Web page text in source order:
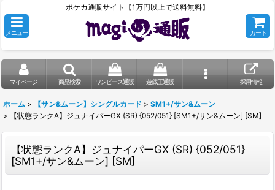
ポケカ通販サイト【1万円以上で送料無料】
メニュー カート
マイページ 商品検索 ワンピース通販 遊戯王通販 採用情報
ホーム > 【サン&ムーン】シングルカード > SM1+/サン&ムーン
>
【状態ランクA】ジュナイパーGX (SR) {052/051} [SM1+/サン&ムーン] [SM]
【状態ランクA】ジュナイパーGX (SR) {052/051}
[SM1+/サン&ムーン] [SM]